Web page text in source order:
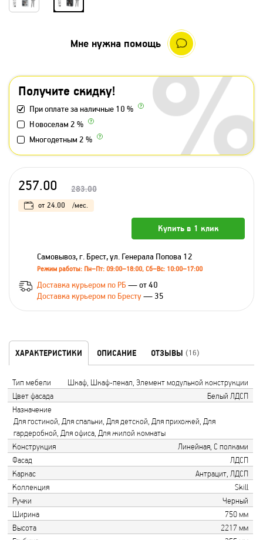
Получите скидку!
При оплате за наличные 10 %
Новоселам 2 %
Многодетным 2 %
Мне нужна помощь
257.00 283.00
от 24.00 /мес.
Купить в 1 клик
Самовывоз, г. Брест, ул. Генерала Попова 12
Режим работы: Пн–Пт: 09:00–18:00, Сб–Вс: 10:00–17:00
Доставка курьером по РБ — от 40
Доставка курьером по Бресту— 35
ХАРАКТЕРИСТИКИ ОПИСАНИЕ ОТЗЫВЫ (16)
Тип мебели
Шкаф, Шкаф-пенал, Элемент модульной конструкции
Цвет фасада
Белый ЛДСП
Назначение
Для гостиной, Для спальни, Для детской, Для прихожей, Для
гардеробной, Для офиса, Для жилой комнаты
Конструкция
Линейная, С полками
Фасад
ЛДСП
Каркас
Антрацит, ЛДСП
Коллекция
Skill
Ручки
Черный
Ширина
750 мм
Высота
2217 мм